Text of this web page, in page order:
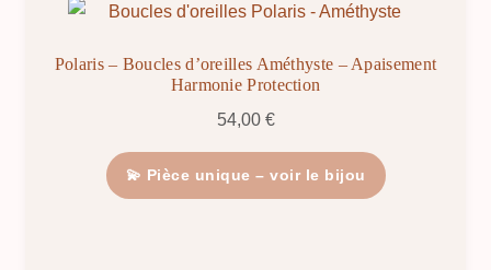
Polaris – Boucles d’oreilles Améthyste – Apaisement
Harmonie Protection
54,00 €
💫 Pièce unique – voir le bijou